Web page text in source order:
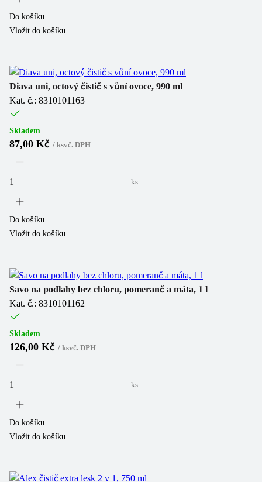
Do košíku
Vložit do košíku
Diava uni, octový čistič s vůní ovoce, 990 ml
Kat. č.: 8310101163
Skladem
87,00 Kč / ksvč. DPH
ks
Do košíku
Vložit do košíku
Savo na podlahy bez chloru, pomeranč a máta, 1 l
Kat. č.: 8310101162
Skladem
126,00 Kč / ksvč. DPH
ks
Do košíku
Vložit do košíku